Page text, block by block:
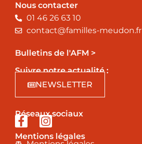
Nous contacter
01 46 26 63 10
contact@familles-meudon.fr
Bulletins de l'AFM >
Suivre notre actualité :
NEWSLETTER
Réseaux sociaux
Mentions légales